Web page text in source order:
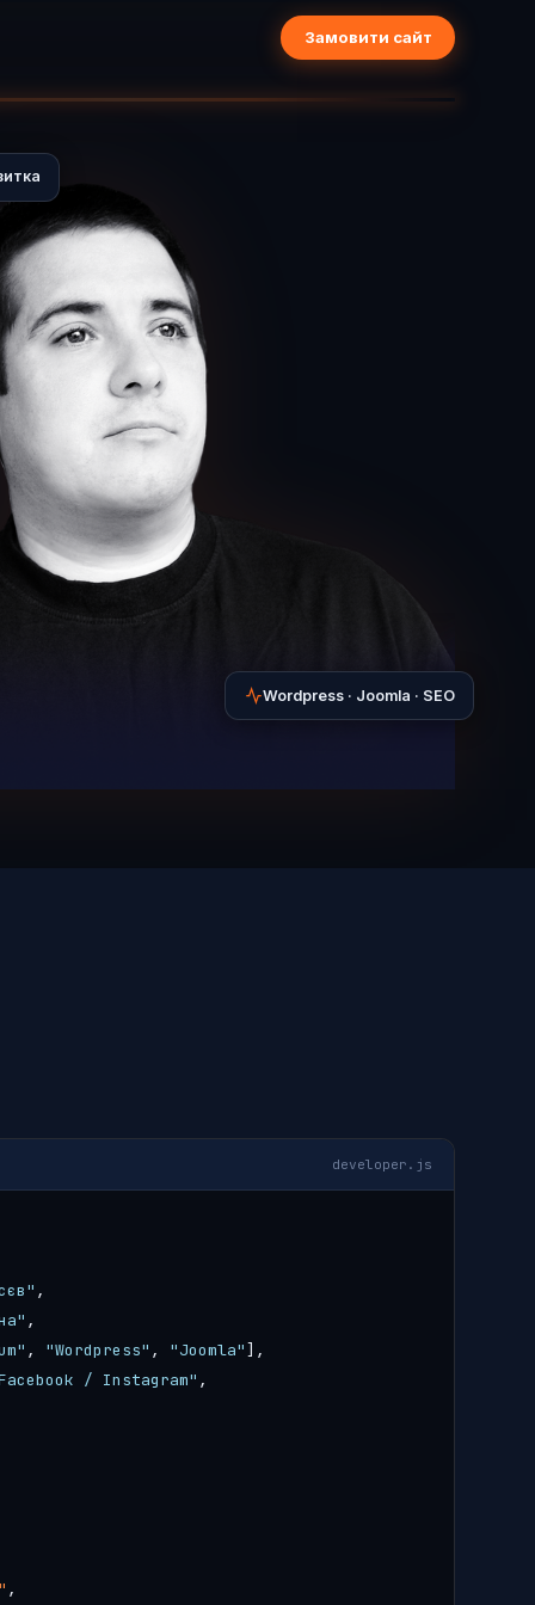
Замовити сайт
Wordpress · Joomla · SEO
developer.js
,
,
, "Wordpress" , "Joomla"],
/ Instagram" ,
,